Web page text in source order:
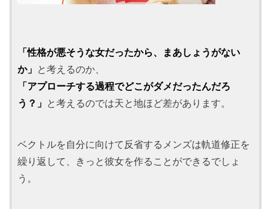
「性格が悪そうな女だったから、まあしょうがない
か」 と考えるのか、
「アプローチする過程でどこがダメだったんだろ
う？」 と考えるのでは天と地ほど差があります。
ベクトルを自分に向けて反省するメンズは軌道修正を
繰り返して、きっと彼女を作ることができるでしょ
う。